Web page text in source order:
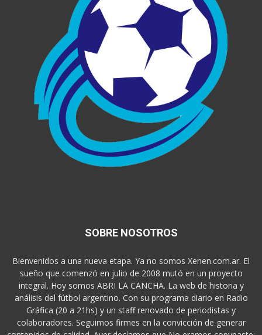
SOBRE NOSOTROS
Bienvenidos a una nueva etapa. Ya no somos Xenen.com.ar. El
sueño que comenzó en julio de 2008 mutó en un proyecto
integral. Hoy somos ABRI LA CANCHA. La web de historia y
análisis del fútbol argentino. Con su programa diario en Radio
Gráfica (20 a 21hs) y un staff renovado de periodistas y
colaboradores. Seguimos firmes en la convicción de generar